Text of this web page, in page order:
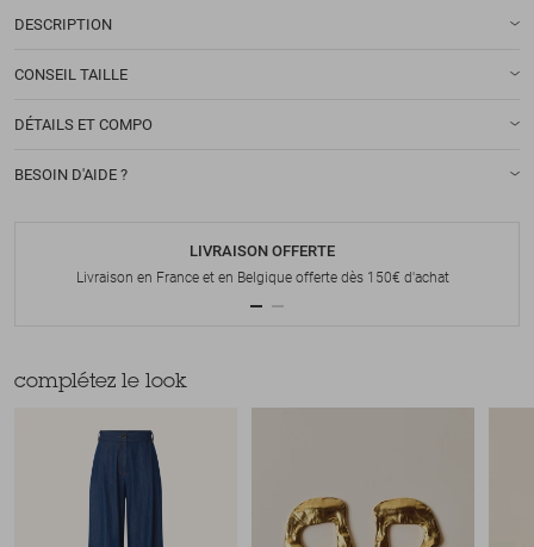
DESCRIPTION
CONSEIL TAILLE
DÉTAILS ET COMPO
BESOIN D'AIDE ?
LIVRAISON OFFERTE
Livraison en France et en Belgique offerte dès 150€ d'achat
complétez le look